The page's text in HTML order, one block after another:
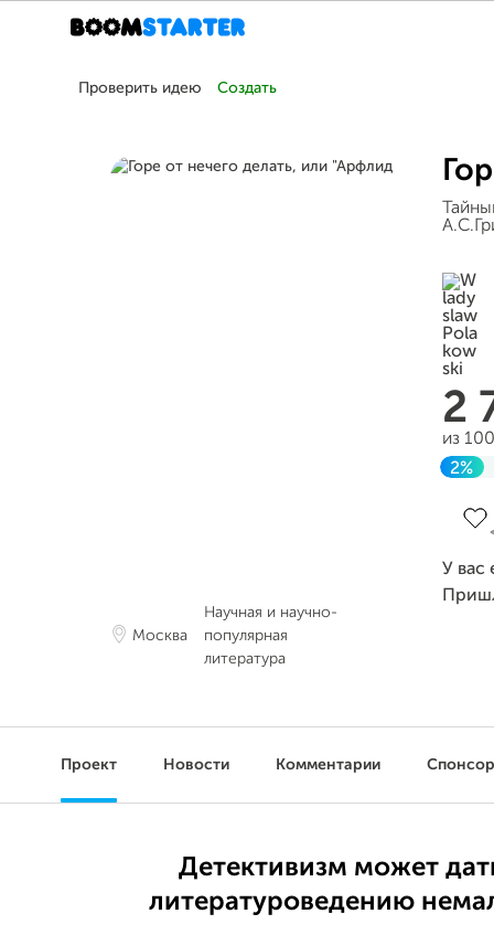
Проверить идею Создать
Москва
Научная и научно-
популярная
литература
2
из
2%
У вас
Проект Новости Комментарии
Детективизм может
литературоведению